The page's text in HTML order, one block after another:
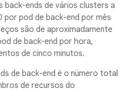
back-ends de vários clusters a
por pod de back-end por mês
são de aproximadamente
de back-end por hora,
de cinco minutos.
de back-end é o número total
de recursos do